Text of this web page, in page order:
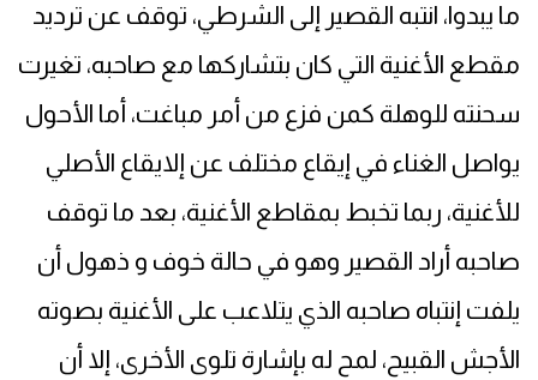
ما يبدوا، انتبه القصير إلى الشرطي، توقف عن ترديد
مقطع الأغنية التي كان بتشاركها مع صاحبه، تغيرت
سحنته للوهلة كمن فزع من أمر مباغت، أما الأحول
يواصل الغناء في إيقاع مختلف عن إلايقاع الأصلي
للأغنية، ربما تخبط بمقاطع الأغنية، بعد ما توقف
صاحبه أراد القصير وهو في حالة خوف و ذهول أن
يلفت إنتباه صاحبه الذي يتلاعب على الأغنية بصوته
الأجش القبيح، لمح له بإشارة تلوى الأخرى، إلا أن